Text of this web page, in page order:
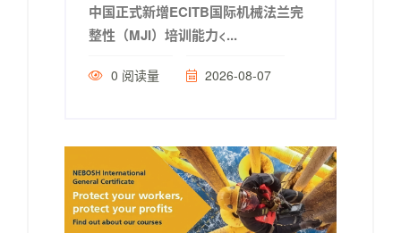
中国正式新增ECITB国际机械法兰完
整性（MJI）培训能力<...
0 阅读量 2026-08-07